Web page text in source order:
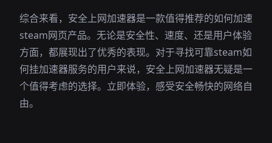
综合来看，安全上网加速器是一款值得推荐的如何加速
steam网页产品。无论是安全性、速度、还是用户体验
方面，都展现出了优秀的表现。对于寻找可靠steam如
何挂加速器服务的用户来说，安全上网加速器无疑是一
个值得考虑的选择。立即体验，感受安全畅快的网络自
由。